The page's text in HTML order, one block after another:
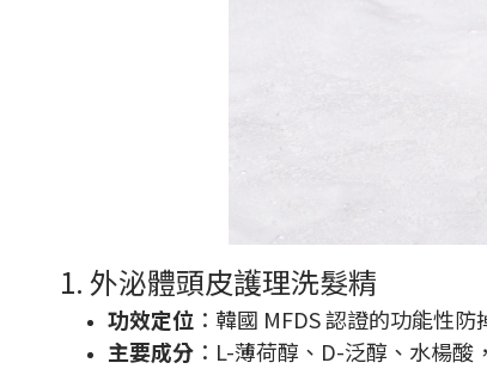
1. 外泌體頭皮護理洗髮精
功效定位 ：韓國 MFDS 認證的功能性
主要成分 ：L-薄荷醇、D-泛醇、水楊